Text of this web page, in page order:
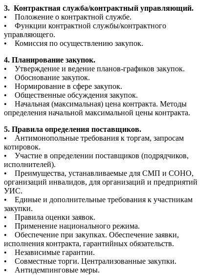
3. Контрактная служба/контрактный управляющий.
• Положение о контрактной службе.
• Функции контрактной службы/контрактного
управляющего.
• Комиссия по осуществлению закупок.
4. Планирование закупок.
• Утверждение и ведение планов-графиков закупок.
• Обоснование закупок.
• Нормирование в сфере закупок.
• Общественные обсуждения закупок.
• Начальная (максимальная) цена контракта. Методы
определения начальной максимальной цены контракта.
5. Правила определения поставщиков.
• Антимонопольные требования к торгам, запросам
котировок.
• Участие в определении поставщиков (подрядчиков,
исполнителей).
• Преимущества, устанавливаемые для СМП и СОНО,
организаций инвалидов, для организаций и предприятий
УИС.
• Единые и дополнительные требования к участникам
закупки.
• Правила оценки заявок.
• Применение национального режима.
• Обеспечение при закупках. Обеспечение заявки,
исполнения контракта, гарантийных обязательств.
• Независимые гарантии.
• Совместные торги. Централизованные закупки.
• Антидемпинговые меры.